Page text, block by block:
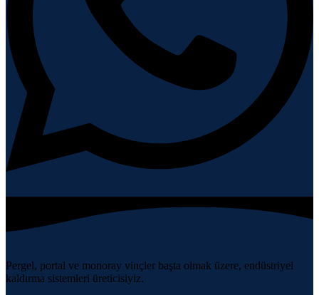
Pergel, portal ve monoray vinçler başta olmak üzere, endüstriyel
kaldırma sistemleri üreticisiyiz.